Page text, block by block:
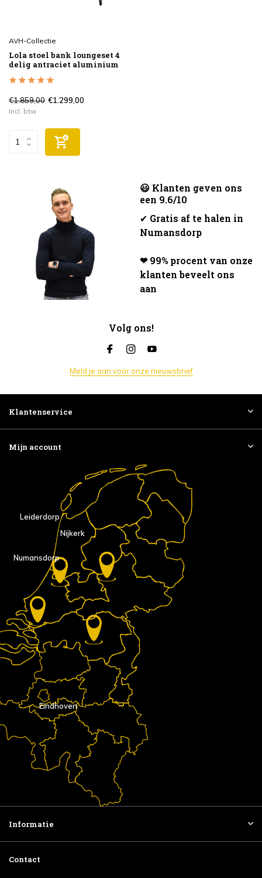
AVH-Collectie
Lola stoel bank loungeset 4
delig antraciet aluminium
€1.859,00 €1.299,00
Incl. btw
😃 Klanten geven ons
een 9.6/10
✔ Gratis af te halen in
Numansdorp
❤ 99% procent van onze
klanten beveelt ons
aan
Volg ons!
Meld je aan voor onze nieuwsbrief
Klantenservice
Mijn account
Eindhoven
Nijkerk
Numansdorp
Leiderdorp
Informatie
Contact